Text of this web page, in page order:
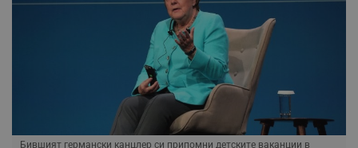
Бившият германски канцлер си припомни детските ваканции в